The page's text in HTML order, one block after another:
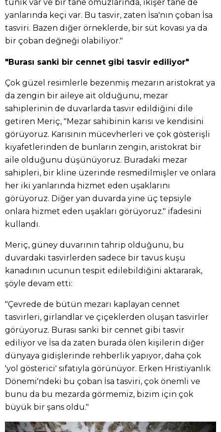
tunik var ve bir tane omuzlarında, ikişer tane de
yanlarında keçi var. Bu tasvir, zaten İsa'nın çoban İsa
tasviri. Bazen diğer örneklerde, bir süt kovası ya da
bir çoban değneği olabiliyor."
"Burası sanki bir cennet gibi tasvir ediliyor"
Çok güzel resimlerle bezenmiş mezarın aristokrat ya
da zengin bir aileye ait olduğunu, mezar
sahiplerinin de duvarlarda tasvir edildiğini dile
getiren Meriç, "Mezar sahibinin karısı ve kendisini
görüyoruz. Karısının mücevherleri ve çok gösterişli
kıyafetlerinden de bunların zengin, aristokrat bir
aile olduğunu düşünüyoruz. Buradaki mezar
sahipleri, bir kline üzerinde resmedilmişler ve onlara
her iki yanlarında hizmet eden uşaklarını
görüyoruz. Diğer yan duvarda yine üç tepsiyle
onlara hizmet eden uşakları görüyoruz." ifadesini
kullandı.
Meriç, güney duvarının tahrip olduğunu, bu
duvardaki tasvirlerden sadece bir tavus kuşu
kanadının ucunun tespit edilebildiğini aktararak,
şöyle devam etti:
"Çevrede de bütün mezarı kaplayan cennet
tasvirleri, girlandlar ve çiçeklerden oluşan tasvirler
görüyoruz. Burası sanki bir cennet gibi tasvir
ediliyor ve İsa da zaten burada ölen kişilerin diğer
dünyaya gidişlerinde rehberlik yapıyor, daha çok
'yol gösterici' sıfatıyla görünüyor. Erken Hristiyanlık
Dönemi'ndeki bu çoban İsa tasviri, çok önemli ve
bunu da bu mezarda görmemiz, bizim için çok
büyük bir şans oldu."